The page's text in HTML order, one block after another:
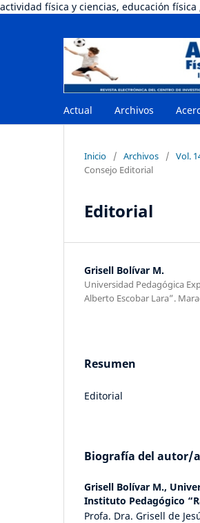
actividad física y ciencias, educación
Actual Archivos
Inicio / Archivos / Vol.
Consejo Editorial
Editorial
Grisell Bolívar M.
Universidad Pedagógica
Alberto Escobar Lara”.
Resumen
Editorial
Biografía del autor/a
Grisell Bolívar M.,
Instituto Pedagógico
Profa. Dra. Grisell de